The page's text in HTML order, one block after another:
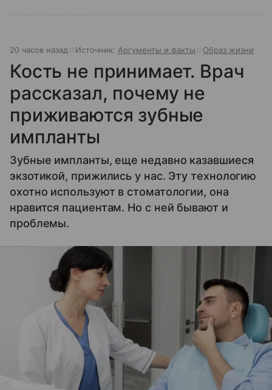
20 часов назад Источник: Аргументы и факты Образ жизни
Кость не принимает. Врач
рассказал, почему не
приживаются зубные
импланты
Зубные импланты, еще недавно казавшиеся
экзотикой, прижились у нас. Эту технологию
охотно используют в стоматологии, она
нравится пациентам. Но с ней бывают и
проблемы.